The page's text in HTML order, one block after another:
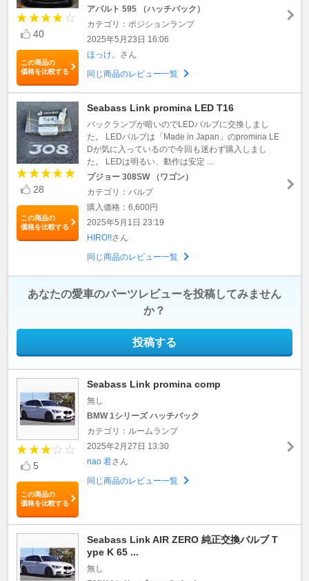
40
この商品の
価格を比較する
アバルト 595 （ハッチバック）
カテゴリ：ポジションランプ
2025年5月23日 16:06
ほっけ。 さん
同じ商品のレビュー一覧
28
この商品の
価格を比較する
Seabass Link promina LED T16
バックランプが暗いのでLEDバルブに交換しまし
た。 LEDバルブは「Made in Japan」のpromina LE
Dが気に入っているので今回も迷わず購入しまし
た。 LEDは明るい、動作は安定 ...
プジョー 308SW （ワゴン）
カテゴリ：バルブ
購入価格：6,600円
2025年5月1日 23:19
HIRO!!さん
同じ商品のレビュー一覧
あなたの愛車のパーツレビューを投稿してみません
か？
投稿する
5
この商品の
価格を比較する
Seabass Link promina comp
無し
BMW 1シリーズ ハッチバック
カテゴリ：ルームランプ
2025年2月27日 13:30
nao 君さん
同じ商品のレビュー一覧
Seabass Link AIR ZERO 純正交換バルブ T
ype K 65 ...
無し